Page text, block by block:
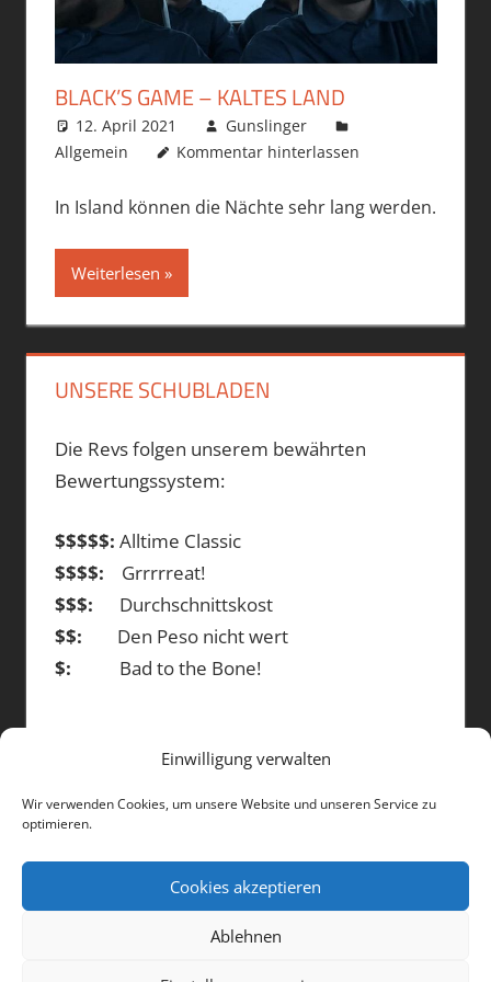
Einwilligung verwalten
Wir verwenden Cookies, um unsere Website und unseren Service zu
optimieren.
Cookies akzeptieren
Ablehnen
BLACK’S GAME – KALTES LAND
12. April 2021
Gunslinger
Allgemein
Kommentar hinterlassen
In Island können die Nächte sehr lang werden.
Weiterlesen
UNSERE SCHUBLADEN
Die Revs folgen unserem bewährten
Bewertungssystem:
$$$$$: Alltime Classic
$$$$: Grrrrreat!
$$$: Durchschnittskost
$$: Den Peso nicht wert
$: Bad to the Bone!
DIE BEITRÄGE